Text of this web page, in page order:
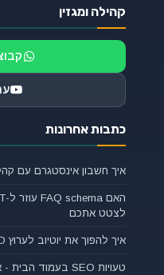
קהילה ומגזין
כתבות אחרונות
איך חשבון אינסטגרם עם
לצטט אתכם
איך להפוך את יוטיוב לערוץ GEO עיקרי בלי תקציב
טעויות SEO בעמוד הבית - איך לזהות ולתקן בעצמכם